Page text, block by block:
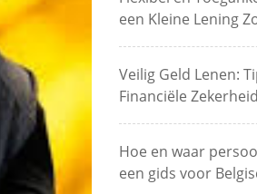
een Kleine Lening
Veilig Geld Lenen:
Financiële Zekerheid
Hoe en waar
een gids voor